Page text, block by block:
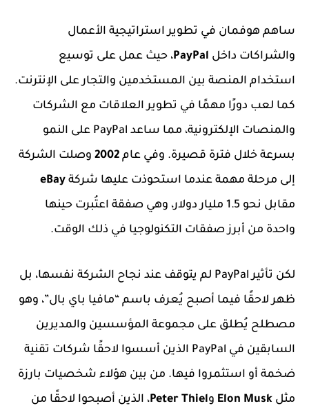
ساهم هوفمان في تطوير استراتيجية الأعمال
والشراكات داخل PayPal، حيث عمل على توسيع
استخدام المنصة بين المستخدمين والتجار على الإنترنت.
كما لعب دورًا مهمًا في تطوير العلاقات مع الشركات
والمنصات الإلكترونية، مما ساعد PayPal على النمو
بسرعة خلال فترة قصيرة. وفي عام 2002 وصلت الشركة
إلى مرحلة مهمة عندما استحوذت عليها شركة eBay
مقابل نحو 1.5 مليار دولار، وهي صفقة اعتُبرت حينها
واحدة من أبرز صفقات التكنولوجيا في ذلك الوقت.
لكن تأثير PayPal لم يتوقف عند نجاح الشركة نفسها، بل
ظهر لاحقًا فيما أصبح يُعرف باسم “مافيا باي بال”، وهو
مصطلح يُطلق على مجموعة المؤسسين والمديرين
السابقين في PayPal الذين أسسوا لاحقًا شركات تقنية
ضخمة أو استثمروا فيها. من بين هؤلاء شخصيات بارزة
مثل Elon Musk وPeter Thiel، الذين أصبحوا لاحقًا من